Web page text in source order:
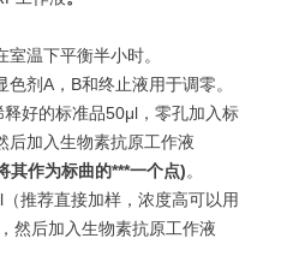
温下平衡半小时。
剂A，B和终止液用于调零。
好的标准品50μl，零孔加入标
后加入生物素抗原工作液
其作为标曲的***一个点)。
推荐直接加样，浓度高可以用
然后加入生物素抗原工作液